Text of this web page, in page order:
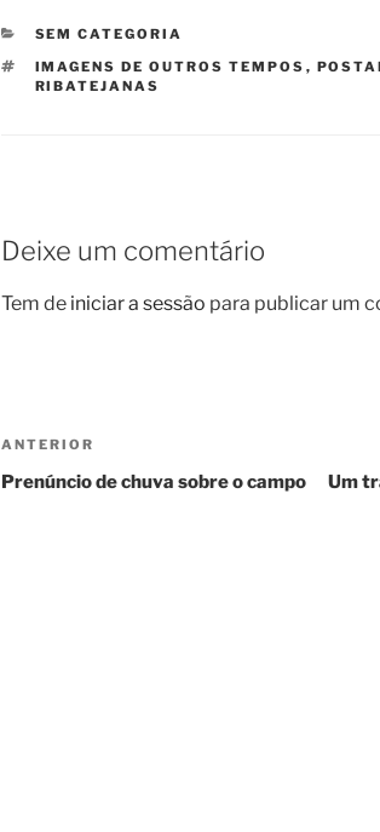
CATEGORIAS
SEM CATEGORIA
ETIQUETAS
IMAGENS DE OUTROS TEMPOS ,
RIBATEJANAS
Deixe um comentário
Tem de iniciar a sessão para publicar um
Navegação
de
Conteúdo
anterior
ANTERIOR
Prenúncio de chuva sobre o campo
Um